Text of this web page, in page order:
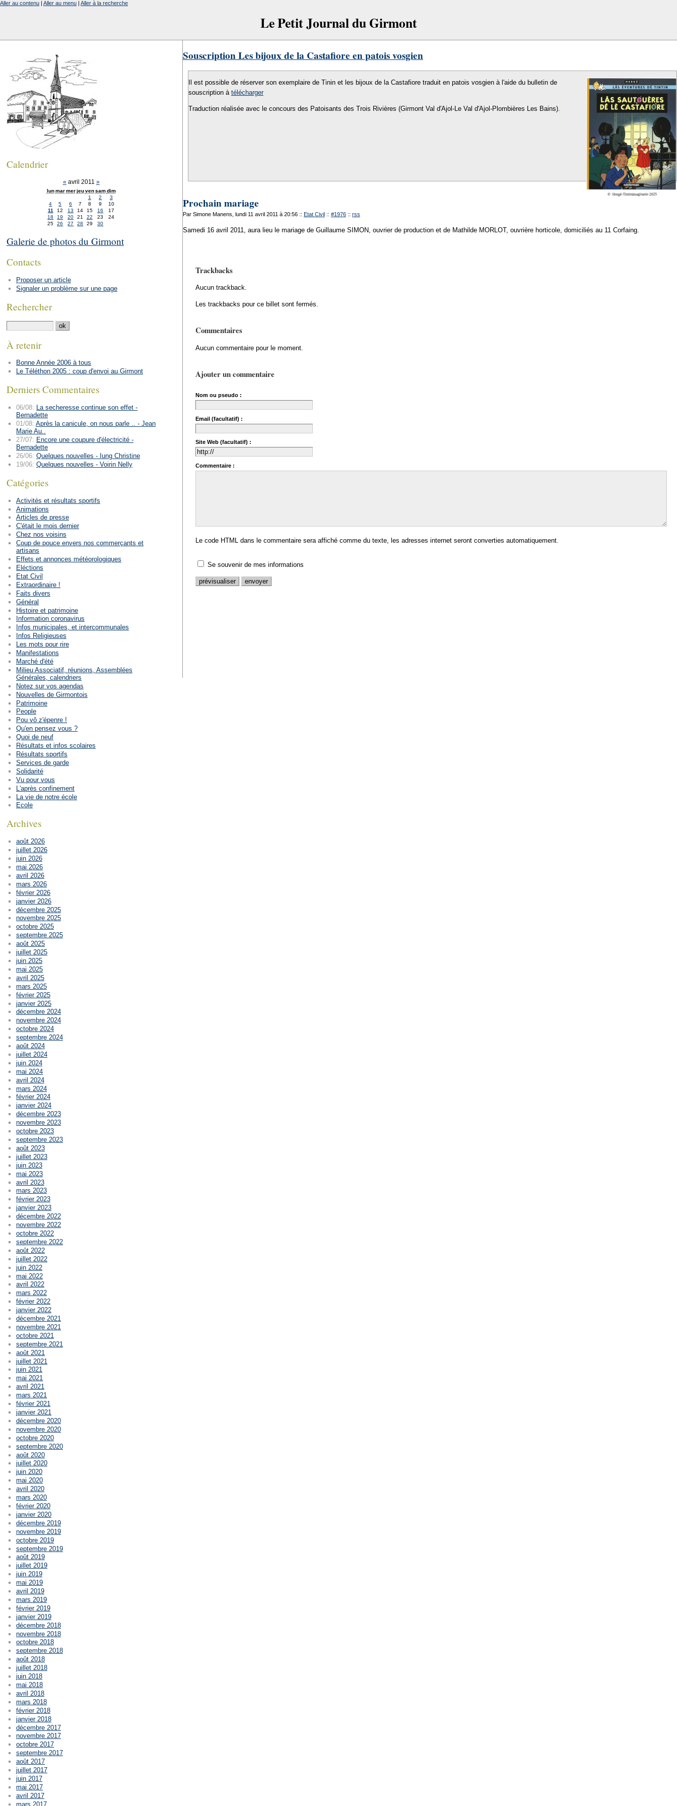
Le Petit Journal du Girmont
Aller au contenu | Aller au menu | Aller à la recherche
Souscription Les bijoux de la Castafiore en patois vosgien
Il est possible de réserver son exemplaire de Tinin et les bijoux de la Castafiore traduit en patois vosgien à l'aide du bulletin de
souscription à télécharger
Traduction réalisée avec le concours des Patoisants des Trois Rivières (Girmont Val d'Ajol-Le Val d'Ajol-Plombières Les Bains).
Prochain mariage
Par Simone Manens, lundi 11 avril 2011 à 20:56 :: Etat Civil :: #1976 :: rss
Samedi 16 avril 2011, aura lieu le mariage de Guillaume SIMON, ouvrier de production et de Mathilde MORLOT, ouvrière horticole, domiciliés au 11 Corfaing.
Trackbacks
Aucun trackback.
Les trackbacks pour ce billet sont fermés.
Commentaires
Aucun commentaire pour le moment.
Ajouter un commentaire
Nom ou pseudo :
Email (facultatif) :
Site Web (facultatif) :
Commentaire :
Le code HTML dans le commentaire sera affiché comme du texte, les adresses internet seront converties automatiquement.
Se souvenir de mes informations
Calendrier
« avril 2011 »
lun mar mer jeu ven sam dim
1
2
3
4
5 6 7 8 9
10
11
12 13 14 15 16
17
18
19 20 21 22 23
24
25
26 27 28 29 30
Galerie de photos du Girmont
Contacts
Proposer un article
Signaler un problème sur une page
Rechercher
À retenir
Bonne Année 2006 à tous
Le Téléthon 2005 : coup d'envoi au Girmont
Derniers Commentaires
06/08: La secheresse continue son effet -
Bernadette
01/08: Après la canicule, on nous parle .. - Jean
Marie Au..
27/07: Encore une coupure d'électricité -
Bernadette
26/06: Quelques nouvelles - Iung Christine
19/06: Quelques nouvelles - Voirin Nelly
Catégories
Activités et résultats sportifs
Animations
Articles de presse
C'était le mois dernier
Chez nos voisins
Coup de pouce envers nos commerçants et
artisans
Effets et annonces météorologiques
Eléctions
Etat Civil
Extraordinaire !
Faits divers
Général
Histoire et patrimoine
Information coronavirus
Infos municipales, et intercommunales
Infos Religieuses
Les mots pour rire
Manifestations
Marché d'été
Milieu Associatif, réunions, Assemblées
Générales, calendriers
Notez sur vos agendas
Nouvelles de Girmontois
Patrimoine
People
Pou vô z'épenre !
Qu'en pensez vous ?
Quoi de neuf
Résultats et infos scolaires
Résultats sportifs
Services de garde
Solidarité
Vu pour vous
L'après confinement
La vie de notre école
Ecole
Archives
août 2026
juillet 2026
juin 2026
mai 2026
avril 2026
mars 2026
février 2026
janvier 2026
décembre 2025
novembre 2025
octobre 2025
septembre 2025
août 2025
juillet 2025
juin 2025
mai 2025
avril 2025
mars 2025
février 2025
janvier 2025
décembre 2024
novembre 2024
octobre 2024
septembre 2024
août 2024
juillet 2024
juin 2024
mai 2024
avril 2024
mars 2024
février 2024
janvier 2024
décembre 2023
novembre 2023
octobre 2023
septembre 2023
août 2023
juillet 2023
juin 2023
mai 2023
avril 2023
mars 2023
février 2023
janvier 2023
décembre 2022
novembre 2022
octobre 2022
septembre 2022
août 2022
juillet 2022
juin 2022
mai 2022
avril 2022
mars 2022
février 2022
janvier 2022
décembre 2021
novembre 2021
octobre 2021
septembre 2021
août 2021
juillet 2021
juin 2021
mai 2021
avril 2021
mars 2021
février 2021
janvier 2021
décembre 2020
novembre 2020
octobre 2020
septembre 2020
août 2020
juillet 2020
juin 2020
mai 2020
avril 2020
mars 2020
février 2020
janvier 2020
décembre 2019
novembre 2019
octobre 2019
septembre 2019
août 2019
juillet 2019
juin 2019
mai 2019
avril 2019
mars 2019
février 2019
janvier 2019
décembre 2018
novembre 2018
octobre 2018
septembre 2018
août 2018
juillet 2018
juin 2018
mai 2018
avril 2018
mars 2018
février 2018
janvier 2018
décembre 2017
novembre 2017
octobre 2017
septembre 2017
août 2017
juillet 2017
juin 2017
mai 2017
avril 2017
mars 2017